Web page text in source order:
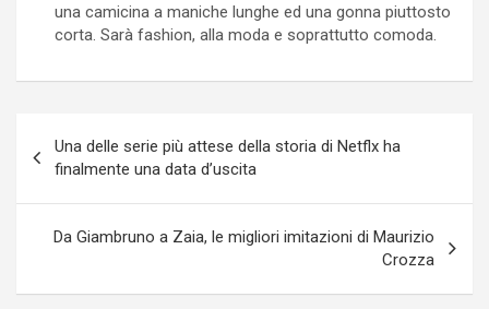
una camicina a maniche lunghe ed una gonna piuttosto
corta. Sarà fashion, alla moda e soprattutto comoda.
articoli
Una delle serie più attese della storia di Netflx ha
finalmente una data d’uscita
Da Giambruno a Zaia, le migliori imitazioni di Maurizio
Crozza